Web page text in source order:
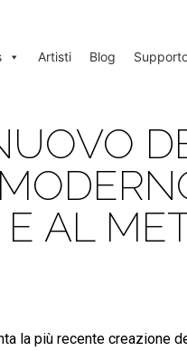
Artisti Blog
E AL
la più recente creazione